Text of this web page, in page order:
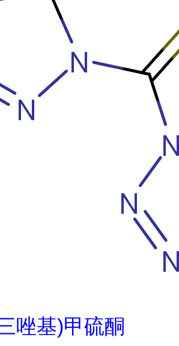
唑基)甲硫酮